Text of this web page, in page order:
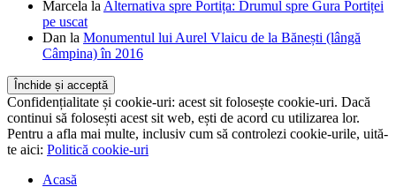
(lângă Câmpina) în 2016
Marcela
pe uscat
DanlaMonumentul lui Aurel Vlaicu de la Bănești (lângă
Confidențialitate și cookie-uri: acest sit folosește cookie-uri. Dacă
continui să folosești acest sit web, ești de acord cu utilizarea lor.
Pentru a afla mai multe, inclusiv cum să controlezi cookie-urile, uită-